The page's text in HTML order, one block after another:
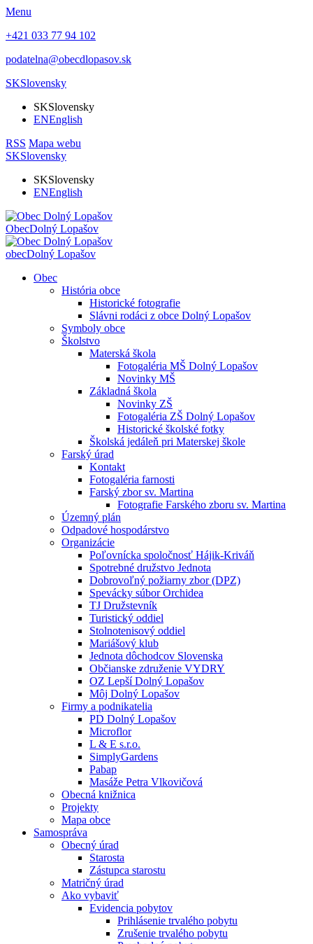
Menu
+421 033 77 94 102
podatelna@obecdlopasov.sk
SKSlovensky
SKSlovensky
ENEnglish
RSS Mapa webu
SKSlovensky
SKSlovensky
ENEnglish
ObecDolný Lopašov
obecDolný Lopašov
Obec
História obce
Historické fotografie
Slávni rodáci z obce Dolný Lopašov
Symboly obce
Školstvo
Materská škola
Fotogaléria MŠ Dolný Lopašov
Novinky MŠ
Základná škola
Novinky ZŠ
Fotogaléria ZŠ Dolný Lopašov
Historické školské fotky
Školská jedáleň pri Materskej škole
Farský úrad
Kontakt
Fotogaléria farnosti
Farský zbor sv. Martina
Fotografie Farského zboru sv. Martina
Územný plán
Odpadové hospodárstvo
Organizácie
Poľovnícka spoločnosť Hájik-Kriváň
Spotrebné družstvo Jednota
Dobrovoľný požiarny zbor (DPZ)
Spevácky súbor Orchidea
TJ Družstevník
Turistický oddiel
Stolnotenisový oddiel
Mariášový klub
Jednota dôchodcov Slovenska
Občianske združenie VYDRY
OZ Lepší Dolný Lopašov
Môj Dolný Lopašov
Firmy a podnikatelia
PD Dolný Lopašov
Microflor
L & E s.r.o.
SimplyGardens
Pabap
Masáže Petra Vlkovičová
Obecná knižnica
Projekty
Mapa obce
Samospráva
Obecný úrad
Starosta
Zástupca starostu
Matričný úrad
Ako vybaviť
Evidencia pobytov
Prihlásenie trvalého pobytu
Zrušenie trvalého pobytu